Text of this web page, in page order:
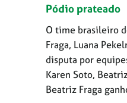
Pódio prateado
O time brasileiro
Fraga, Luana
disputa por
Karen Soto,
Beatriz Fraga